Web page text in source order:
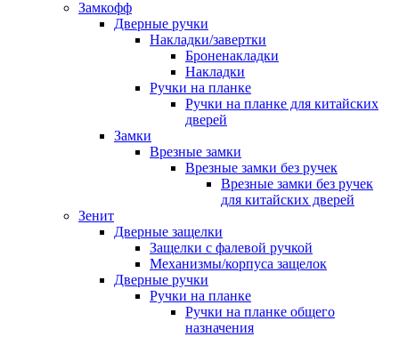
Замкофф
Дверные ручки
Накладки/завертки
Броненакладки
Накладки
Ручки на планке
Ручки на планке для китайских
дверей
Замки
Врезные замки
Врезные замки без ручек
Врезные замки без ручек
для китайских дверей
Зенит
Дверные защелки
Защелки с фалевой ручкой
Механизмы/корпуса защелок
Дверные ручки
Ручки на планке
Ручки на планке общего
назначения